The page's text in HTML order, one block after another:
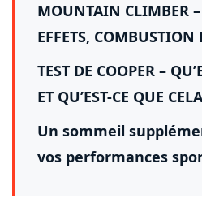
MOUNTAIN CLIMBER
EFFETS, COMBUSTION
TEST DE COOPER –
ET QU’EST-CE QUE
Un sommeil
vos performances